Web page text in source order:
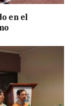
en el